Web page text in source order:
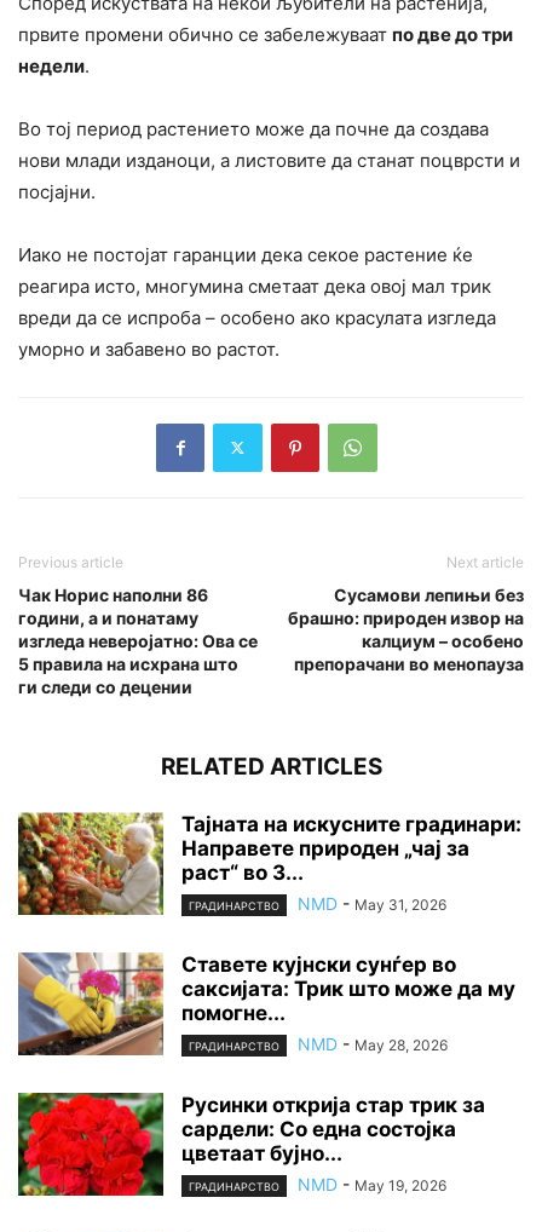
првите промени обично се забележуваат по две до три
недели.
Во тој период растението може да почне да создава
нови млади изданоци, а листовите да станат поцврсти и
посјајни.
Иако не постојат гаранции дека секое растение ќе
реагира исто, многумина сметаат дека овој мал трик
вреди да се испроба – особено ако красулата изгледа
уморно и забавено во растот.
Previous article
Чак Норис наполни 86
години, а и понатаму
изгледа неверојатно: Ова се
5 правила на исхрана што
ги следи со децении
Next article
Сусамови лепињи без
брашно: природен извор на
калциум – особено
препорачани во менопауза
RELATED ARTICLES
Тајната на искусните градинари:
Направете природен „чај за
раст“ во 3...
ГРАДИНАРСТВО NMD - May 31, 2026
Ставете кујнски сунѓер во
саксијата: Трик што може да му
помогне...
ГРАДИНАРСТВО NMD - May 28, 2026
Русинки открија стар трик за
сардели: Со една состојка
цветаат бујно...
ГРАДИНАРСТВО NMD - May 19, 2026